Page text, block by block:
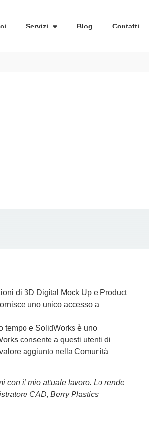
Servizi Blog Contatti
di 3D Digital Mock Up e Product
uno unico accesso a
tempo e SolidWorks è uno
consente a questi utenti di
aggiunto nella Comunità
con il mio attuale lavoro. Lo rende
CAD, Berry Plastics